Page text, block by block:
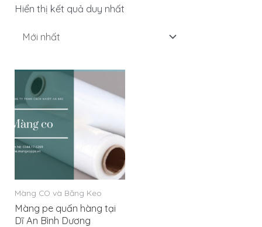
Hiển thị kết quả duy nhất
Màng CO và Băng Keo
Màng pe quấn hàng tại
Dĩ An Bình Dương